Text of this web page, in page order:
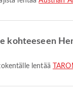
lentää